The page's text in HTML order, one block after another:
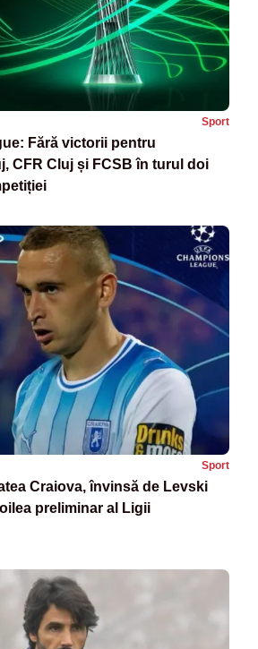
Sport
Fără victorii pentru
CFR Cluj și FCSB în turul doi
Sport
Craiova, învinsă de Levski
preliminar al Ligii